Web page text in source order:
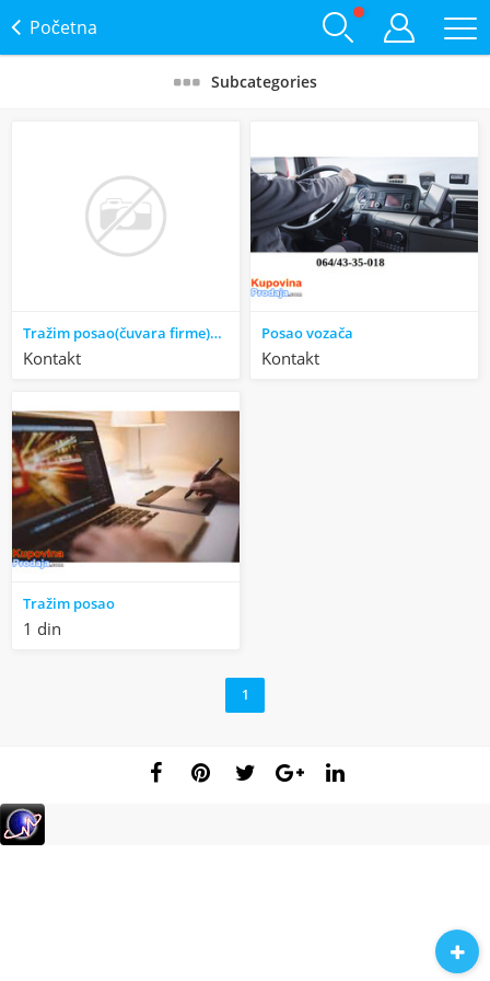
Početna
Subcategories
Tražim posao(čuvara firme)baš,u:Velikoj Plani
Kontakt
Posao vozača
Kontakt
Tražim posao
1 din
1